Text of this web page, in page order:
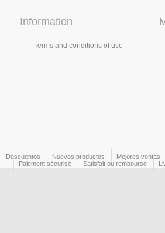
Information
Terms and conditions of use
Descuentos Nuevos productos Mejores ventas
Paiement sécurisé
Satisfait ou remboursé